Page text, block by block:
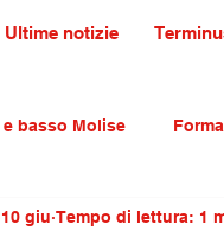
Ultime notizie
basso Molise
e turismo
10 giu Tempo di lettura: 1